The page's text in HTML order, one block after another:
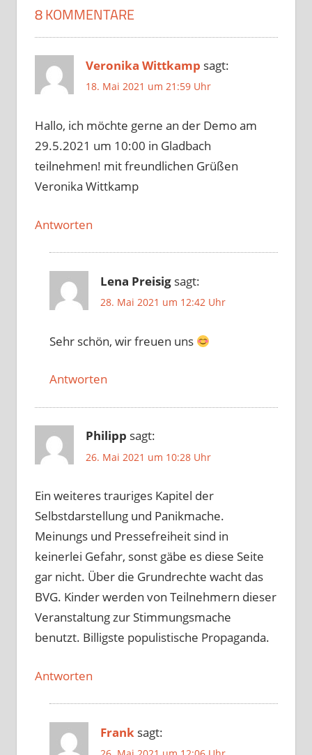
8 KOMMENTARE
Veronika Wittkamp sagt:
18. Mai 2021 um 21:59 Uhr
Hallo, ich möchte gerne an der Demo am
29.5.2021 um 10:00 in Gladbach
teilnehmen! mit freundlichen Grüßen
Veronika Wittkamp
Antworten
Lena Preisig sagt:
28. Mai 2021 um 12:42 Uhr
Sehr schön, wir freuen uns
Antworten
Philipp sagt:
26. Mai 2021 um 10:28 Uhr
Ein weiteres trauriges Kapitel der
Selbstdarstellung und Panikmache.
Meinungs und Pressefreiheit sind in
keinerlei Gefahr, sonst gäbe es diese Seite
gar nicht. Über die Grundrechte wacht das
BVG. Kinder werden von Teilnehmern dieser
Veranstaltung zur Stimmungsmache
benutzt. Billigste populistische Propaganda.
Antworten
Frank sagt: